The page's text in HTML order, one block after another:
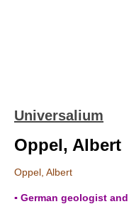
Universalium
Oppel, Albert
Oppel, Albert
▪ German geologist